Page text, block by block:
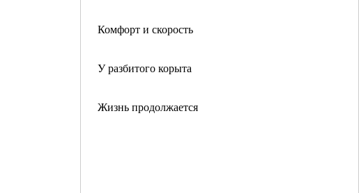
Комфорт и скорость
У разбитого корыта
Жизнь продолжается